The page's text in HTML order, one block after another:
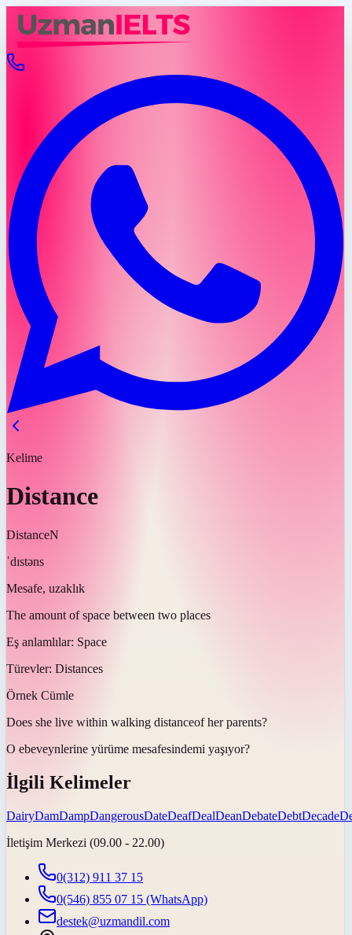
Kelime
Distance
DistanceN
ˈdɪstəns
Mesafe, uzaklık
The amount of space between two places
Eş anlamlılar: Space
Türevler: Distances
Örnek Cümle
Does she live within walking distanceof her parents?
O ebeveynlerine yürüme mesafesindemi yaşıyor?
İlgili Kelimeler
DairyDamDampDangerousDateDeafDealDeanDebateDebtDecade
İletişim Merkezi (09.00 - 22.00)
0(312) 911 37 15
0(546) 855 07 15 (WhatsApp)
destek@uzmandil.com